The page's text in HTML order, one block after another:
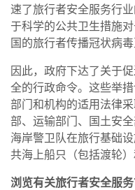
速了旅行者安全服务行
于科学的公共卫生措施
国的旅行者传播冠状病毒
因此，政府下达了关于
全的行政命令。这些举
部门和机构的适用法律
部、运输部门、国土安
海岸警卫队在旅行基础
共海上船只（包括渡轮
浏览有关旅行者安全服